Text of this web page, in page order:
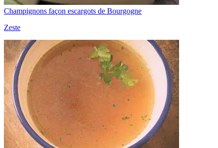
Champignons façon escargots de Bourgogne
Zeste